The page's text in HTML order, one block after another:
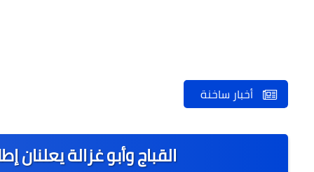
أخبار ساخنة
القباج وأبو غزالة